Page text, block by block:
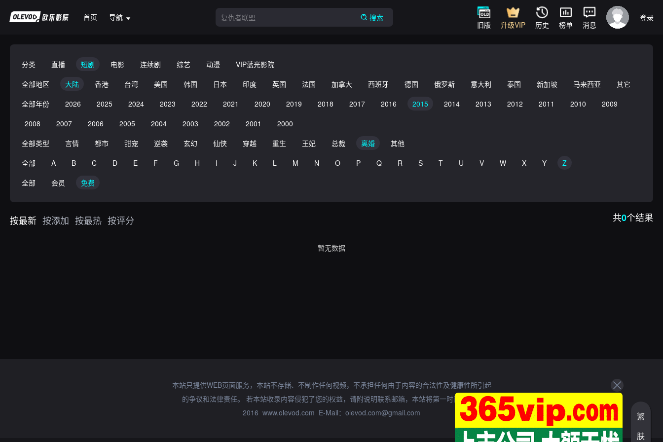
首页 导航 搜索
旧版 升级VIP 历史 榜单 消息
登录
分类 直播 短剧 电影 连续剧 综艺 动漫
VIP蓝光影院
全部地区
大陆 香港 台湾 美国 韩国 日本 印度 英国 法国 加拿大 西班牙 德国 俄罗斯 意大利 泰国 新加坡 马来西亚
其它
全部年份
2026 2025 2024 2023 2022 2021 2020 2019 2018 2017 2016 2015 2014 2013 2012 2011 2010
2009
2008
2007 2006 2005 2004 2003 2002 2001
2000
全部类型
言情 都市 甜宠 逆袭 玄幻 仙侠 穿越 重生 王妃 总裁 离婚
其他
全部
A B C D E F G H I J K L M N O P Q R S T U V W X Y
Z
全部
会员 免费
按最新 按添加 按最热 按评分 共0个结果
暂无数据
本站只提供WEB页面服务，本站不存储、不制作任何视频，不承担任何由于内容的合法性及健康性所引起
的争议和法律责任。 若本站收录内容侵犯了您的权益，请附说明联系邮箱，本站将第一时间处理。
2016 www.olevod.com E-Mail：olevod.com@gmail.com
繁
肤